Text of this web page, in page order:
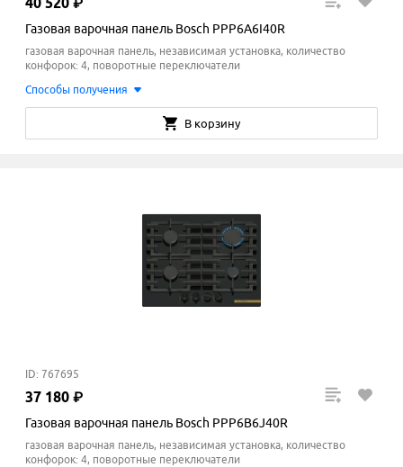
Газовая варочная панель Bosch PPP6A6I40R
газовая варочная панель, независимая установка, количество
конфорок: 4, поворотные переключатели
Способы получения
В корзину
ID: 767695
37 180 ₽
Газовая варочная панель Bosch PPP6B6J40R
газовая варочная панель, независимая установка, количество
конфорок: 4, поворотные переключатели